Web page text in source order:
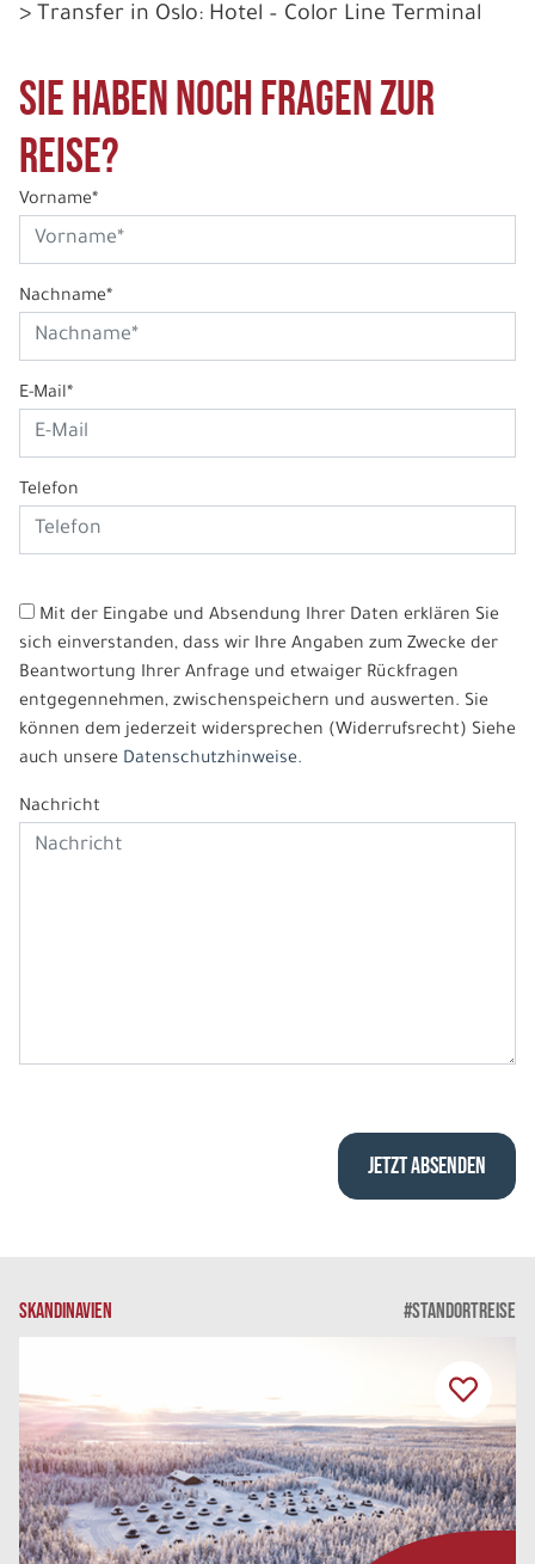
> Transfer in Oslo: Hotel – Color Line Terminal
Sie haben noch Fragen zur
Reise?
Vorname*
Nachname*
E-Mail*
Telefon
Mit der Eingabe und Absendung Ihrer Daten erklären Sie
sich einverstanden, dass wir Ihre Angaben zum Zwecke der
Beantwortung Ihrer Anfrage und etwaiger Rückfragen
entgegennehmen, zwischenspeichern und auswerten. Sie
können dem jederzeit widersprechen (Widerrufsrecht) Siehe
auch unsere Datenschutzhinweise.
Nachricht
SKANDINAVIEN #STANDORTREISE